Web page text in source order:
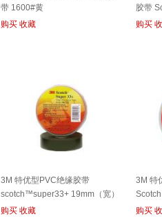
带 1600#黄
购买 收藏
胶带
购买
3M 特优型PVC绝缘胶带
scotch™super33+ 19mm（宽）
购买 收藏
3M 特
购买